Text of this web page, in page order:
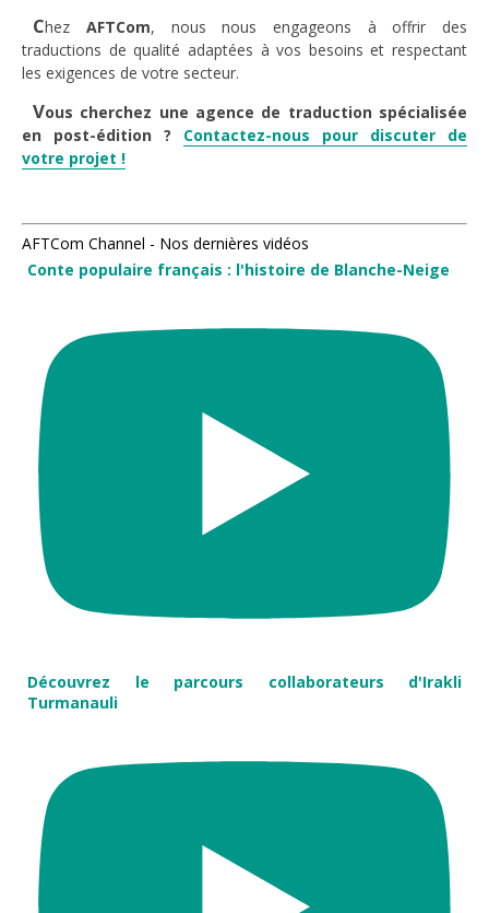
Chez AFTCom, nous nous engageons à offrir des
traductions de qualité adaptées à vos besoins et respectant
les exigences de votre secteur.
Vous cherchez une agence de traduction spécialisée
en post-édition ? Contactez-nous pour discuter de
votre projet !
AFTCom Channel - Nos dernières vidéos
Conte populaire français : l'histoire de Blanche-Neige
Découvrez le parcours collaborateurs d'Irakli
Turmanauli